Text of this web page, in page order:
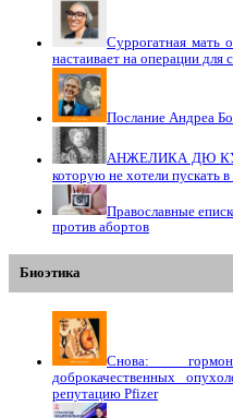
Суррогатная мать
настаивает на операции для
Послание Андреа
АНЖЕЛИКА ДЮ
которую не хотели пускать
Православные
против абортов
Биоэтика
Снова:
доброкачественных
репутацию Pfizer